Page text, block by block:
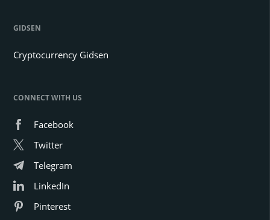
GIDSEN
Cryptocurrency Gidsen
CONNECT WITH US
Facebook
Twitter
Telegram
LinkedIn
Pinterest